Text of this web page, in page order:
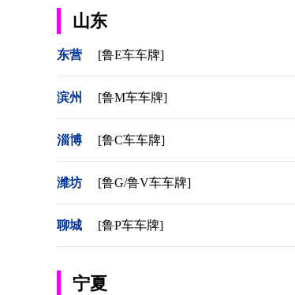
山东
东营 [鲁E车车牌]
滨州 [鲁M车车牌]
淄博 [鲁C车车牌]
潍坊 [鲁G/鲁V车车牌]
聊城 [鲁P车车牌]
宁夏